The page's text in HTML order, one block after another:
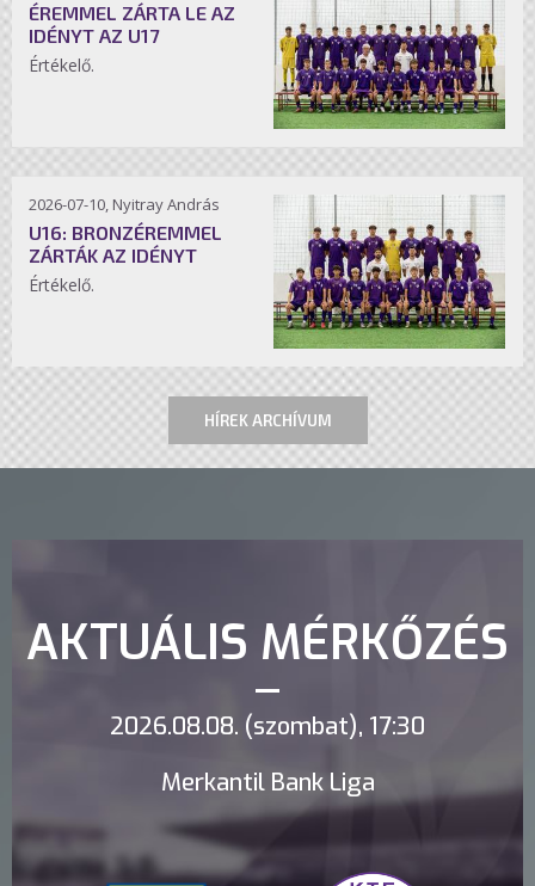
ÉREMMEL ZÁRTA LE AZ
IDÉNYT AZ U17
Értékelő.
2026-07-10, Nyitray András
U16: BRONZÉREMMEL
ZÁRTÁK AZ IDÉNYT
Értékelő.
HÍREK ARCHÍVUM
AKTUÁLIS MÉRKŐZÉS
2026.08.08. (szombat), 17:30
Merkantil Bank Liga